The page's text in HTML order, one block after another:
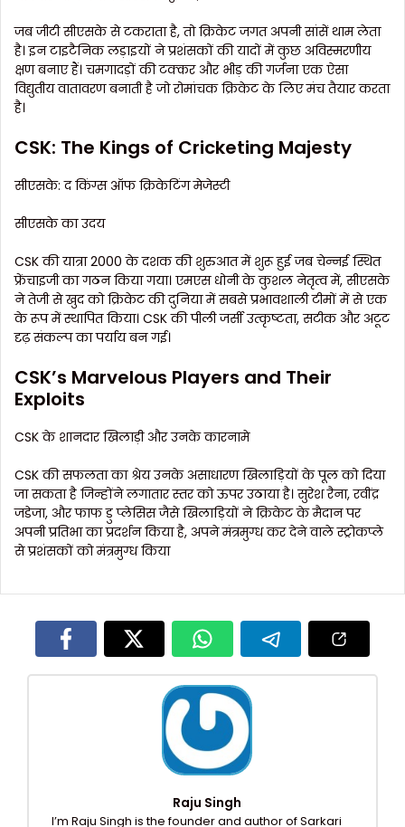
जब जीटी सीएसके से टकराता है, तो क्रिकेट जगत अपनी सांसें थाम लेता
है। इन टाइटैनिक लड़ाइयों ने प्रशंसकों की यादों में कुछ अविस्मरणीय
क्षण बनाए हैं। चमगादड़ों की टक्कर और भीड़ की गर्जना एक ऐसा
विद्युतीय वातावरण बनाती है जो रोमांचक क्रिकेट के लिए मंच तैयार करता
है।
CSK: The Kings of Cricketing Majesty
सीएसके: द किंग्स ऑफ क्रिकेटिंग मेजेस्टी
सीएसके का उदय
CSK की यात्रा 2000 के दशक की शुरुआत में शुरू हुई जब चेन्नई स्थित
फ्रेंचाइजी का गठन किया गया। एमएस धोनी के कुशल नेतृत्व में, सीएसके
ने तेजी से खुद को क्रिकेट की दुनिया में सबसे प्रभावशाली टीमों में से एक
के रूप में स्थापित किया। CSK की पीली जर्सी उत्कृष्टता, सटीक और अटूट
दृढ़ संकल्प का पर्याय बन गई।
CSK’s Marvelous Players and Their
Exploits
CSK के शानदार खिलाड़ी और उनके कारनामे
CSK की सफलता का श्रेय उनके असाधारण खिलाड़ियों के पूल को दिया
जा सकता है जिन्होंने लगातार स्तर को ऊपर उठाया है। सुरेश रैना, रवींद्र
जडेजा, और फाफ डु प्लेसिस जैसे खिलाड़ियों ने क्रिकेट के मैदान पर
अपनी प्रतिभा का प्रदर्शन किया है, अपने मंत्रमुग्ध कर देने वाले स्ट्रोकप्ले
से प्रशंसकों को मंत्रमुग्ध किया
Raju Singh
I’m Raju Singh is the founder and author of Sarkari